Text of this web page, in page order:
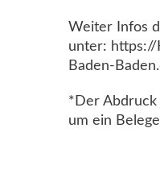
Weiter Infos
unter: https://
Baden-
*Der
um ein